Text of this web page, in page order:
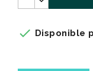
 Disponible